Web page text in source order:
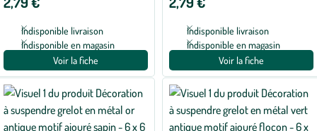
Indisponible livraison
Indisponible en magasin
Voir la fiche
Indisponible livraison
Indisponible en magasin
Voir la fiche